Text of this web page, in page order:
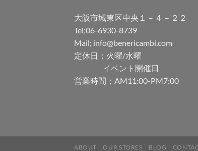
大阪市城東区中央１－４－２２
Tel;06-6930-8739
Mail; info@benericambi.com
定休日；火曜/水曜
イベント開催日
営業時間；AM11:00-PM7:00
ABOUT OUR STORES BLOG